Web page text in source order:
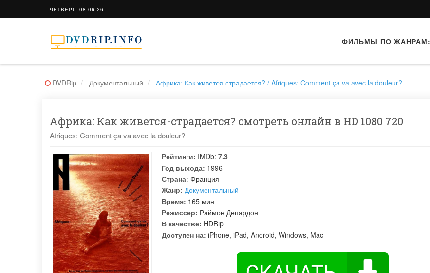
ЧЕТВЕРГ, 08-06-26
ФИЛЬМЫ ПО ЖАНРАМ:
DVDRip Документальный Африка: Как живется-страдается? / Afriques: Comment ça va avec la douleur?
Африка: Как живется-страдается? смотреть онлайн в HD 1080 720
Afriques: Comment ça va avec la douleur?
Рейтинги: IMDb: 7.3
Год выхода: 1996
Страна: Франция
Жанр: Документальный
Время: 165 мин
Режиссер: Раймон Депардон
В качестве: HDRip
Доступен на: iPhone, iPad, Android, Windows, Mac